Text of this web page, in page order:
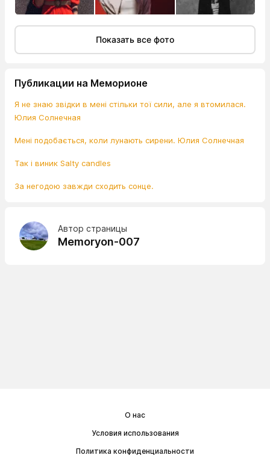
Показать все фото
Публикации на Меморионе
Я не знаю звідки в мені стільки тої сили, але я втомилася.
Юлия Солнечная
Мені подобається, коли лунають сирени. Юлия Солнечная
Так і виник Salty candles
За негодою завжди сходить сонце.
Автор страницы
Memoryon-007
О нас
Условия использования
Политика конфиденциальности